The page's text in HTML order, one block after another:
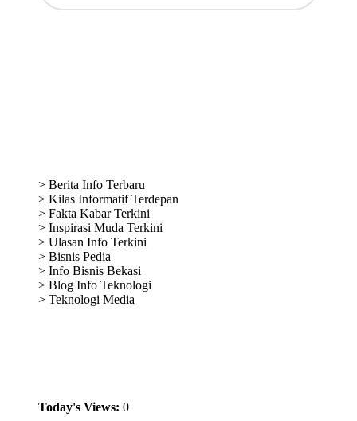
> Berita Info Terbaru
> Kilas Informatif Terdepan
> Fakta Kabar Terkini
> Inspirasi Muda Terkini
> Ulasan Info Terkini
> Bisnis Pedia
> Info Bisnis Bekasi
> Blog Info Teknologi
> Teknologi Media
Today's Views: 0